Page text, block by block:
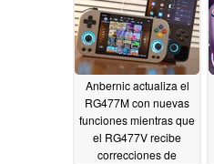
Anbernic actualiza el
RG477M con nuevas
funciones mientras que
el RG477V recibe
correcciones de